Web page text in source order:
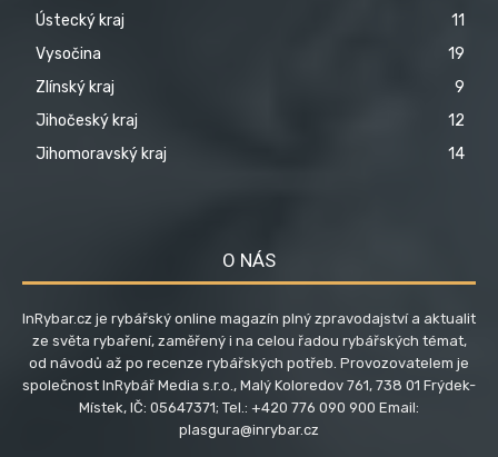
Ústecký kraj
11
Vysočina
19
Zlínský kraj
9
Jihočeský kraj
12
Jihomoravský kraj
14
O NÁS
InRybar.cz je rybářský online magazín plný zpravodajství a aktualit
ze světa rybaření, zaměřený i na celou řadou rybářských témat,
od návodů až po recenze rybářských potřeb. Provozovatelem je
společnost InRybář Media s.r.o., Malý Koloredov 761, 738 01 Frýdek-
Místek, IČ: 05647371; Tel.: +420 776 090 900 Email:
plasgura@inrybar.cz